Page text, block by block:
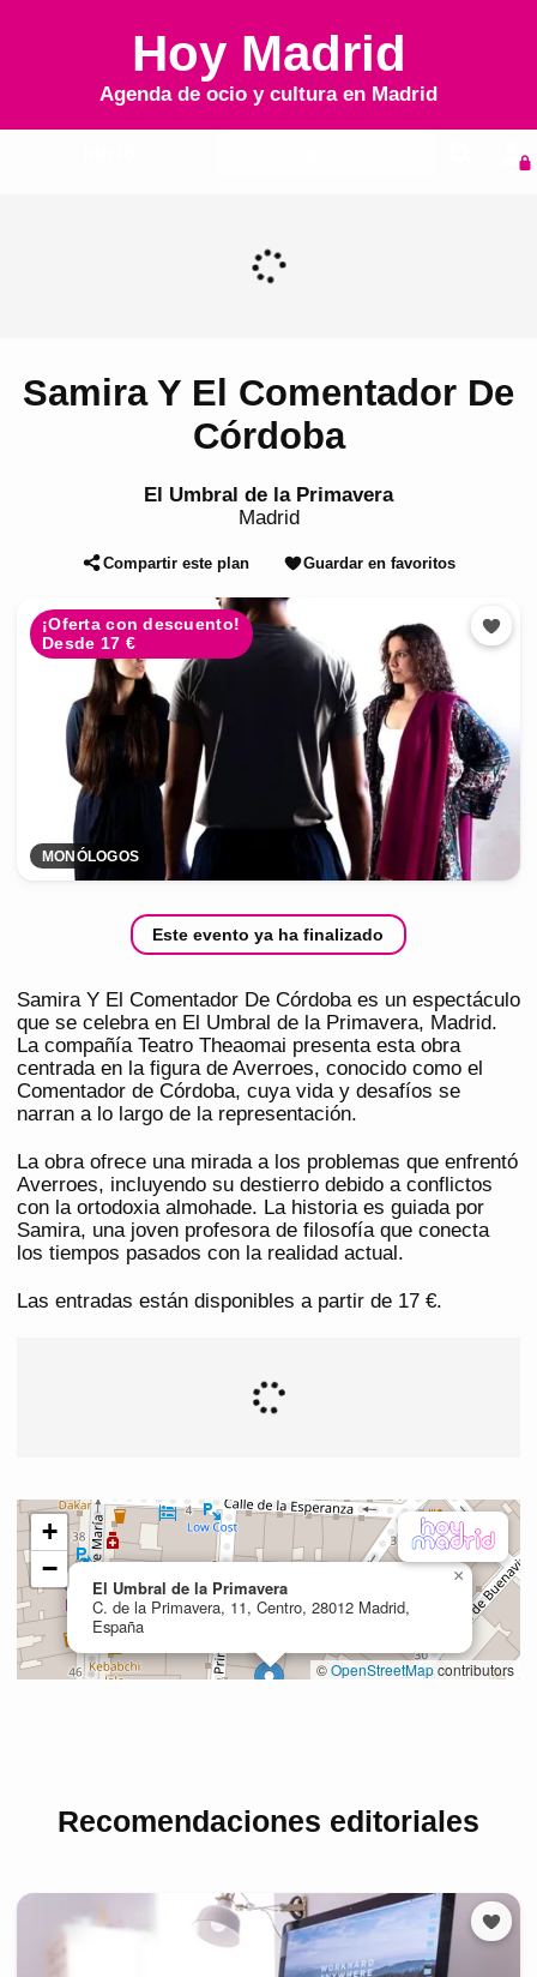
Hoy Madrid
Agenda de ocio y cultura en Madrid
Samira Y El Comentador De
Córdoba
El Umbral de la Primavera
Madrid
Compartir este plan Guardar en favoritos
¡Oferta con descuento!
Desde 17 €
MONÓLOGOS
Este evento ya ha finalizado
Samira Y El Comentador De Córdoba es un espectáculo
que se celebra en El Umbral de la Primavera, Madrid.
La compañía Teatro Theaomai presenta esta obra
centrada en la figura de Averroes, conocido como el
Comentador de Córdoba, cuya vida y desafíos se
narran a lo largo de la representación.
La obra ofrece una mirada a los problemas que enfrentó
Averroes, incluyendo su destierro debido a conflictos
con la ortodoxia almohade. La historia es guiada por
Samira, una joven profesora de filosofía que conecta
los tiempos pasados con la realidad actual.
Las entradas están disponibles a partir de 17 €.
Recomendaciones editoriales